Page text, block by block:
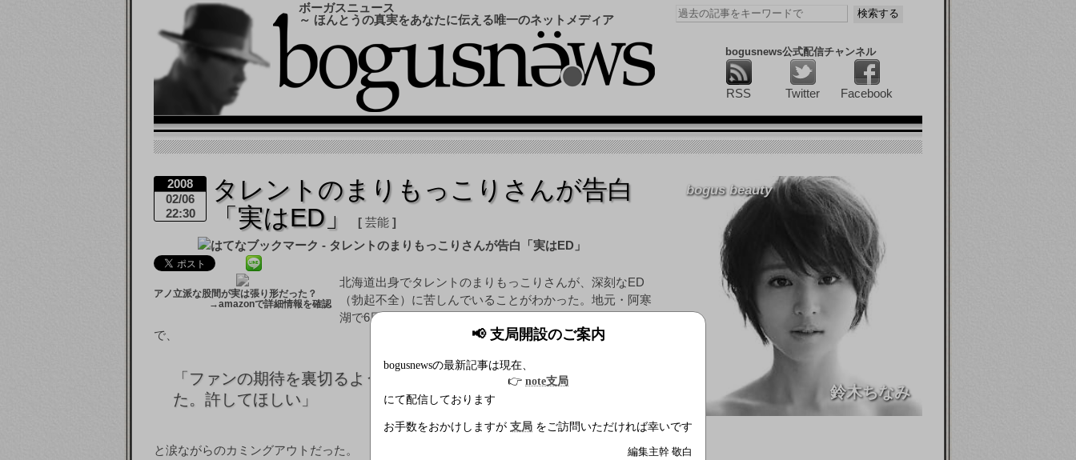
📢 支局開設のご案内
bogusnewsの最新記事は現在、
👉 note支局
にて配信しております
お手数をおかけしますが 支局 をご訪問いただければ幸いです
編集主幹 敬白
ボーガスニュース
～ ほんとうの真実をあなたに伝える唯一のネットメディア
bogusnews公式配信チャンネル
RSS Twitter Facebook
2008
02/06
22:30
タレントのまりもっこりさんが告白
「実はED」
芸能
アノ立派な股間が実は張り形だった？
→amazonで詳細情報を確認
北海道出身でタレントのまりもっこりさんが、深刻なED
（勃起不全）に苦しんでいることがわかった。地元・阿寒
湖で6日おこなわれた凱旋イベントで本人が告白したもの
で、
「 ファンの期待を裏切るようで、いままで本当のことを言えなかっ
た。許してほしい」
と涙ながらのカミングアウトだった。
bogus beauty
鈴木ちなみ